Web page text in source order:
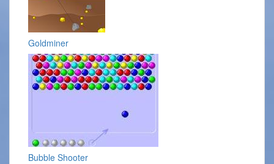
Goldminer
Bubble Shooter